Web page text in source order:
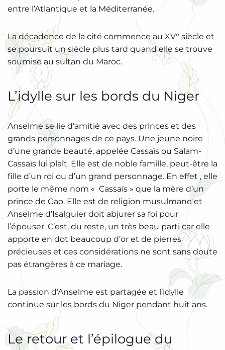
entre l’Atlantique et la Méditerranée.
La décadence de la cité commence au XV° siècle et
se poursuit un siècle plus tard quand elle se trouve
soumise au sultan du Maroc.
L’idylle sur les bords du Niger
Anselme se lie d’amitié avec des princes et des
grands personnages de ce pays. Une jeune noire
d’une grande beauté, appelée Cassaïs ou Salam-
Cassaïs lui plaît. Elle est de noble famille, peut-être la
fille d’un roi ou d’un grand personnage. En effet , elle
porte le même nom « Cassaïs » que la mère d’un
prince de Gao. Elle est de religion musulmane et
Anselme d’Isalguier doit abjurer sa foi pour
l’épouser. C’est, du reste, un très beau parti car elle
apporte en dot beaucoup d’or et de pierres
précieuses et ces considérations ne sont sans doute
pas étrangères à ce mariage.
La passion d’Anselme est partagée et l’idylle
continue sur les bords du Niger pendant huit ans.
Le retour et l’épilogue du